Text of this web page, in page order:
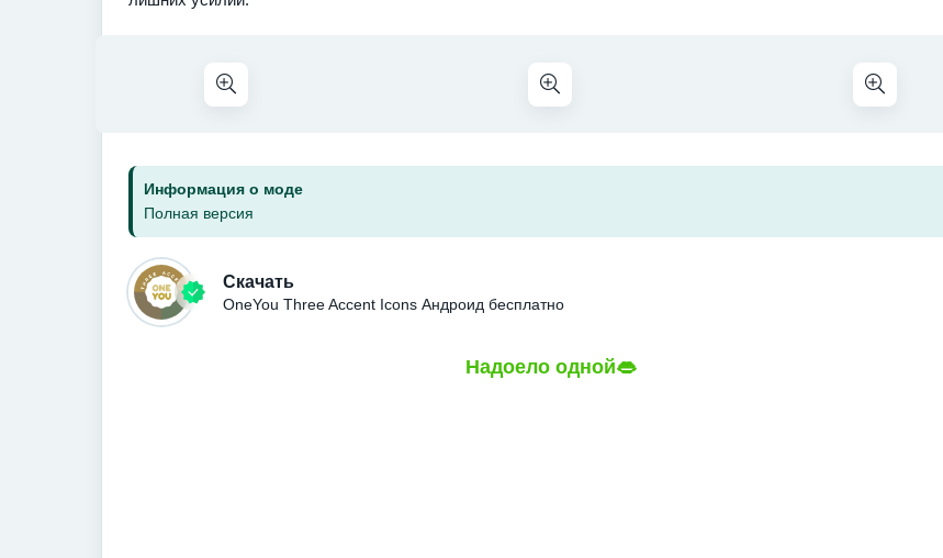
Информация о моде
Полная версия
Скачать
OneYou Three Accent Icons Андроид бесплатно
Надоело одной👄